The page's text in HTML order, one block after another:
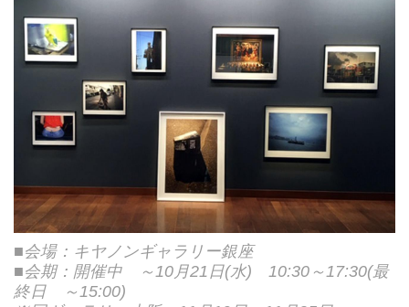
■会場：キヤノンギャラリー銀座
■会期：開催中 ～10月21日(水) 10:30～17:30(最
終日 ～15:00)